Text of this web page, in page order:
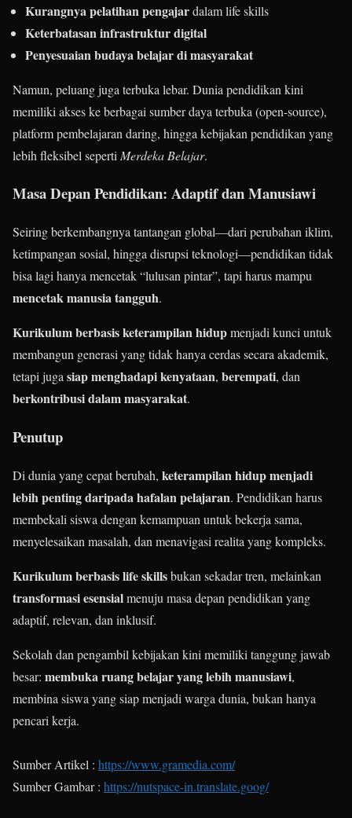
Kurangnya pelatihan pengajardalam life skills
Keterbatasan infrastruktur digital
Penyesuaian budaya belajar di masyarakat
Namun, peluang juga terbuka lebar. Dunia pendidikan kini
memiliki akses ke berbagai sumber daya terbuka (open-source),
platform pembelajaran daring, hingga kebijakan pendidikan yang
lebih fleksibel seperti Merdeka Belajar.
Masa Depan Pendidikan: Adaptif dan Manusiawi
Seiring berkembangnya tantangan global—dari perubahan iklim,
ketimpangan sosial, hingga disrupsi teknologi—pendidikan tidak
bisa lagi hanya mencetak “lulusan pintar”, tapi harus mampu
mencetak manusia tangguh.
Kurikulum berbasis keterampilan hidupmenjadi kunci untuk
membangun generasi yang tidak hanya cerdas secara akademik,
tetapi juga siap menghadapi kenyataan, berempati, dan
berkontribusi dalam masyarakat.
Penutup
Di dunia yang cepat berubah, keterampilan hidup menjadi
lebih penting daripada hafalan pelajaran. Pendidikan harus
membekali siswa dengan kemampuan untuk bekerja sama,
menyelesaikan masalah, dan menavigasi realita yang kompleks.
Kurikulum berbasis life skillsbukan sekadar tren, melainkan
transformasi esensialmenuju masa depan pendidikan yang
adaptif, relevan, dan inklusif.
Sekolah dan pengambil kebijakan kini memiliki tanggung jawab
besar: membuka ruang belajar yang lebih manusiawi,
membina siswa yang siap menjadi warga dunia, bukan hanya
pencari kerja.
Sumber Artikel : https://www.gramedia.com/
Sumber Gambar : https://nutspace-in.translate.goog/